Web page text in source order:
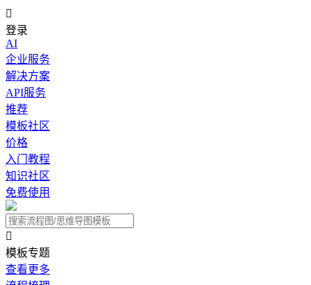

登录
AI
企业服务
解决方案
API服务
推荐
模板社区
价格
入门教程
知识社区
免费使用

模板专题
查看更多